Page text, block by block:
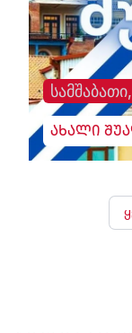
ახალი